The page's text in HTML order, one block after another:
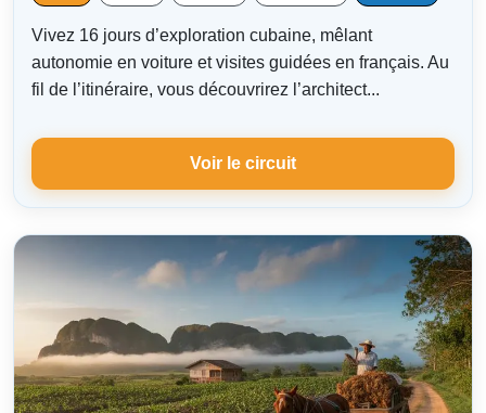
Vivez 16 jours d’exploration cubaine, mêlant
autonomie en voiture et visites guidées en français. Au
fil de l’itinéraire, vous découvrirez l’architect...
Voir le circuit